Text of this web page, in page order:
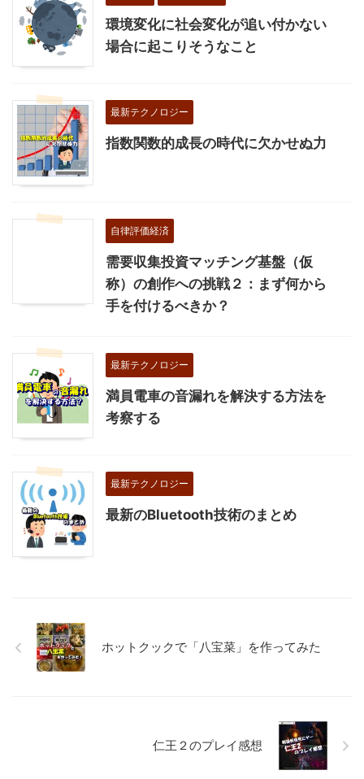
環境変化に社会変化が追い付かない
場合に起こりそうなこと
最新テクノロジー
指数関数的成長の時代に欠かせぬ力
自律評価経済
需要収集投資マッチング基盤（仮
称）の創作への挑戦２：まず何から
手を付けるべきか？
最新テクノロジー
満員電車の音漏れを解決する方法を
考察する
最新テクノロジー
最新のBluetooth技術のまとめ
ホットクックで「八宝菜」を作ってみた
仁王２のプレイ感想